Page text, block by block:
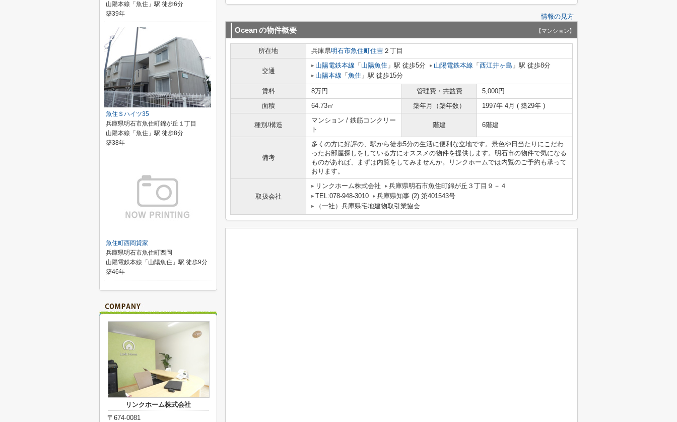
情報の見方
Oceanの物件概要 【マンション】
所在地 兵庫県明石市魚住町住吉 ２丁目
交通
山陽電鉄本線 「 山陽魚住 」駅 徒歩5分 山陽電鉄本線 「 西江井ヶ島 」駅 徒歩8分
山陽本線 「 魚住 」駅 徒歩15分
賃料 8万円 管理費・共益費
5,000円
面積
64.73㎡ 築年月（築年数） 1997年 4月 ( 築29年 )
種別/構造
マンション / 鉄筋コンクリー
ト
階建 6階建
備考
多くの方に好評の、駅から徒歩5分の生活に便利な立地です。景色や日当たりにこだわ
ったお部屋探しをしている方にオススメの物件を提供します。明石市の物件で気になる
ものがあれば、まずは内覧をしてみませんか。リンクホームでは内覧のご予約も承って
おります。
取扱会社
リンクホーム株式会社
兵庫県明石市魚住町錦が丘３丁目９－４
TEL:078-948-3010
兵庫県知事 (2) 第401543号
（一社）兵庫県宅地建物取引業協会
山陽本線「魚住」駅 徒歩6分
築39年
魚住Ｓハイツ35
兵庫県明石市魚住町錦が丘１丁目
山陽本線「魚住」駅 徒歩8分
築38年
魚住町西岡貸家
兵庫県明石市魚住町西岡
山陽電鉄本線「山陽魚住」駅 徒歩9分
築46年
リンクホーム株式会社
〒674-0081